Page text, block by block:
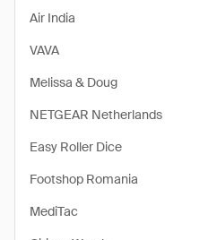
Air India
VAVA
Melissa & Doug
NETGEAR Netherlands
Easy Roller Dice
Footshop Romania
MediTac